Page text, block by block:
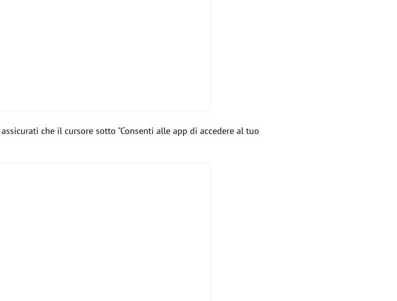
che il cursore sotto "Consenti alle app di accedere al tuo